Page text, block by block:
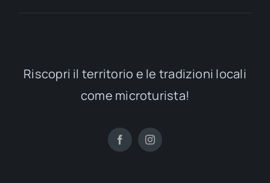
Riscopri il territorio e le tradizioni locali
come microturista!